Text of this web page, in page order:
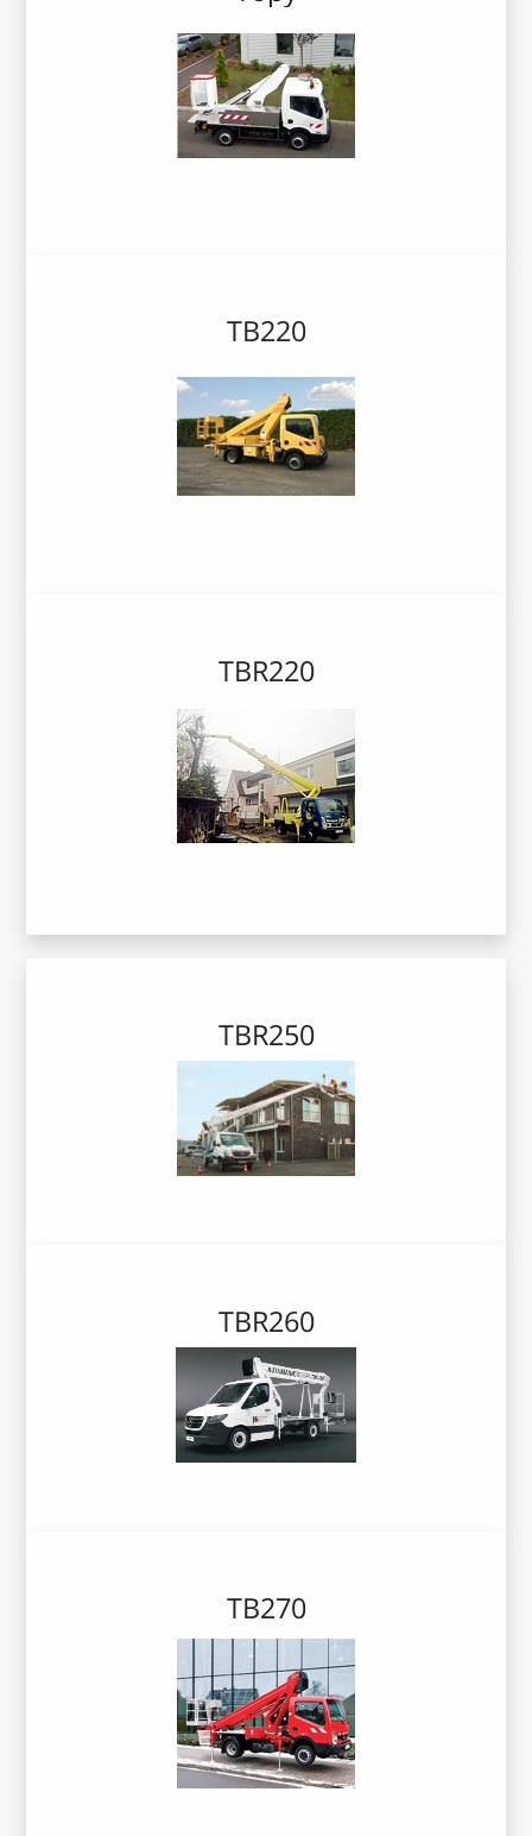
TB220
TBR220
TBR250
TBR260
TB270